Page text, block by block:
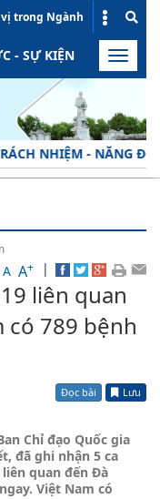
trong Ngành
- SỰ KIỆN HOẠT
Toggle
- NĂNG ĐỘNG -
A A+ |
liên quan
có 789 bệnh
Đọc bài Lưu
Chỉ đạo Quốc gia
đã ghi nhận 5 ca
quan đến Đà
Việt Nam có